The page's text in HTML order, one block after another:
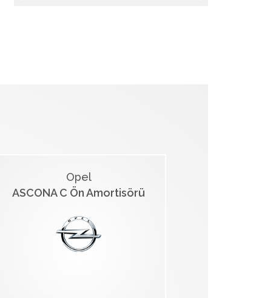
Opel
ASCONA C Ön Amortisörü